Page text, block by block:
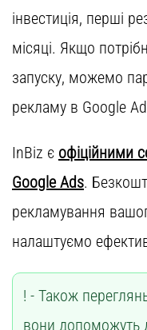
інвестиція, перші
місяці. Якщо
запуску, можемо
рекламу в Google
InBiz є офіційними
Google Ads.
рекламування
налаштуємо
Також
вони допоможуть